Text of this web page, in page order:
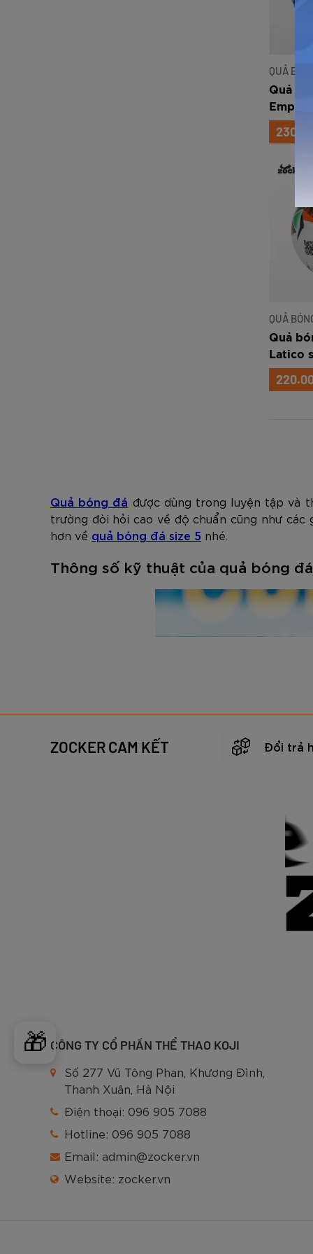
🎁
QUẢ
Quả
Empire
230.000
QUẢ
Quả
Latico
(PVC-
Quả bóng đá được dùng trong luyện tập và
trường đòi hỏi cao về độ chuẩn cũng như
hơn về quả bóng đá size 5 nhé.
Thông số kỹ thuật của quả bóng
sau:
- Chu vi: 27 - 28 inch (69-71 cm).
- Trọng lượng: 14 - 16 ounce (400 - 450 gr).
- Áp suất: trong khoảng 8.5 – 15.6 PSI
- Đường kính: 8.6 - 9 inch (22-23 cm).
ZOCKER CAM KẾT Đổi trả
CÔNG TY CỔ PHẦN THỂ THAO KOJI
Số 277 Vũ Tông Phan, Khương Đình,
Thanh Xuân, Hà Nội
Điện thoại: 096 905 7088
Hotline: 096 905 7088
Email: admin@zocker.vn
Website: zocker.vn